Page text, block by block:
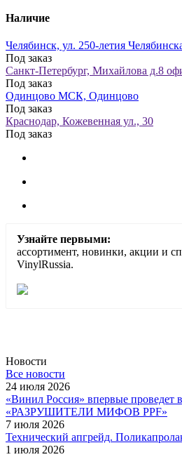
Наличие
Челябинск, ул. 250-летия
Под заказ
Санкт-Петербург, Михайлова д.8
Под заказ
Одинцово МСК, Одинцово
Под заказ
Краснодар, Кожевенная ул., 30
Под заказ
Узнайте первыми:
ассортимент, новинки, акции и
VinylRussia.
Новости
Все новости
24 июля 2026
«Винил Россия» впервые проведет
«РАЗРУШИТЕЛИ МИФОВ PPF»
7 июля 2026
Технический апгрейд.
1 июля 2026